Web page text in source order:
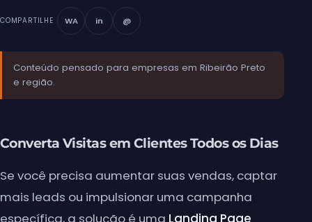
COMPARTILHE WA in @
Conteúdo pensado para empresas em Ribeirão Preto
e região.
Converta Visitas em Clientes Todos os Dias
Se você precisa aumentar suas vendas, captar
mais leads ou impulsionar uma campanha
específica, a solução é uma Landing Page